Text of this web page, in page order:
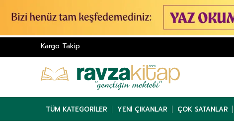
Kargo Takip
TÜM KATEGORILER YENI ÇIKANLAR ÇOK SATANLAR